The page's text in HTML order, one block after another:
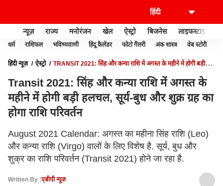
न्यूज़ राज्य मनोरंजन खेल ऐस्ट्रो बिजनेस लाइफस्टाइल
धर्म राशिफल भविष्यवाणी हिंदू कैलेंडर फोटो गैलरी अंक शास्त्र वेब स्टोरी
हिंदी न्यूज़ ऐस्ट्रो
TRANSIT 2021: सिंह और कन्या राशि में अगस्त के महीने में होगी बड़ी
Transit 2021: सिंह और कन्या राशि में अगस्त के
महीने में होगी बड़ी हलचल, सूर्य-बुध और शुक्र ग्रह का
होगा राशि परिवर्तन
August 2021 Calendar: अगस्त का महीना सिंह राशि (Leo)
और कन्या राशि (Virgo) वालों के लिए विशेष है. सूर्य, बुध और
शुक्र का राशि परिवर्तन (Transit 2021) होने जा रहा है.
Written By :एबीपी न्यूज़